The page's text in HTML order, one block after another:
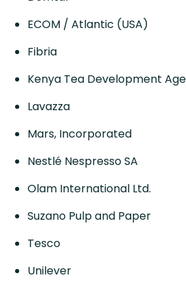
ECOM / Atlantic (USA)
Fibria
Kenya Tea Development
Lavazza
Mars, Incorporated
Nestlé Nespresso SA
Olam International Ltd.
Suzano Pulp and Paper
Tesco
Unilever